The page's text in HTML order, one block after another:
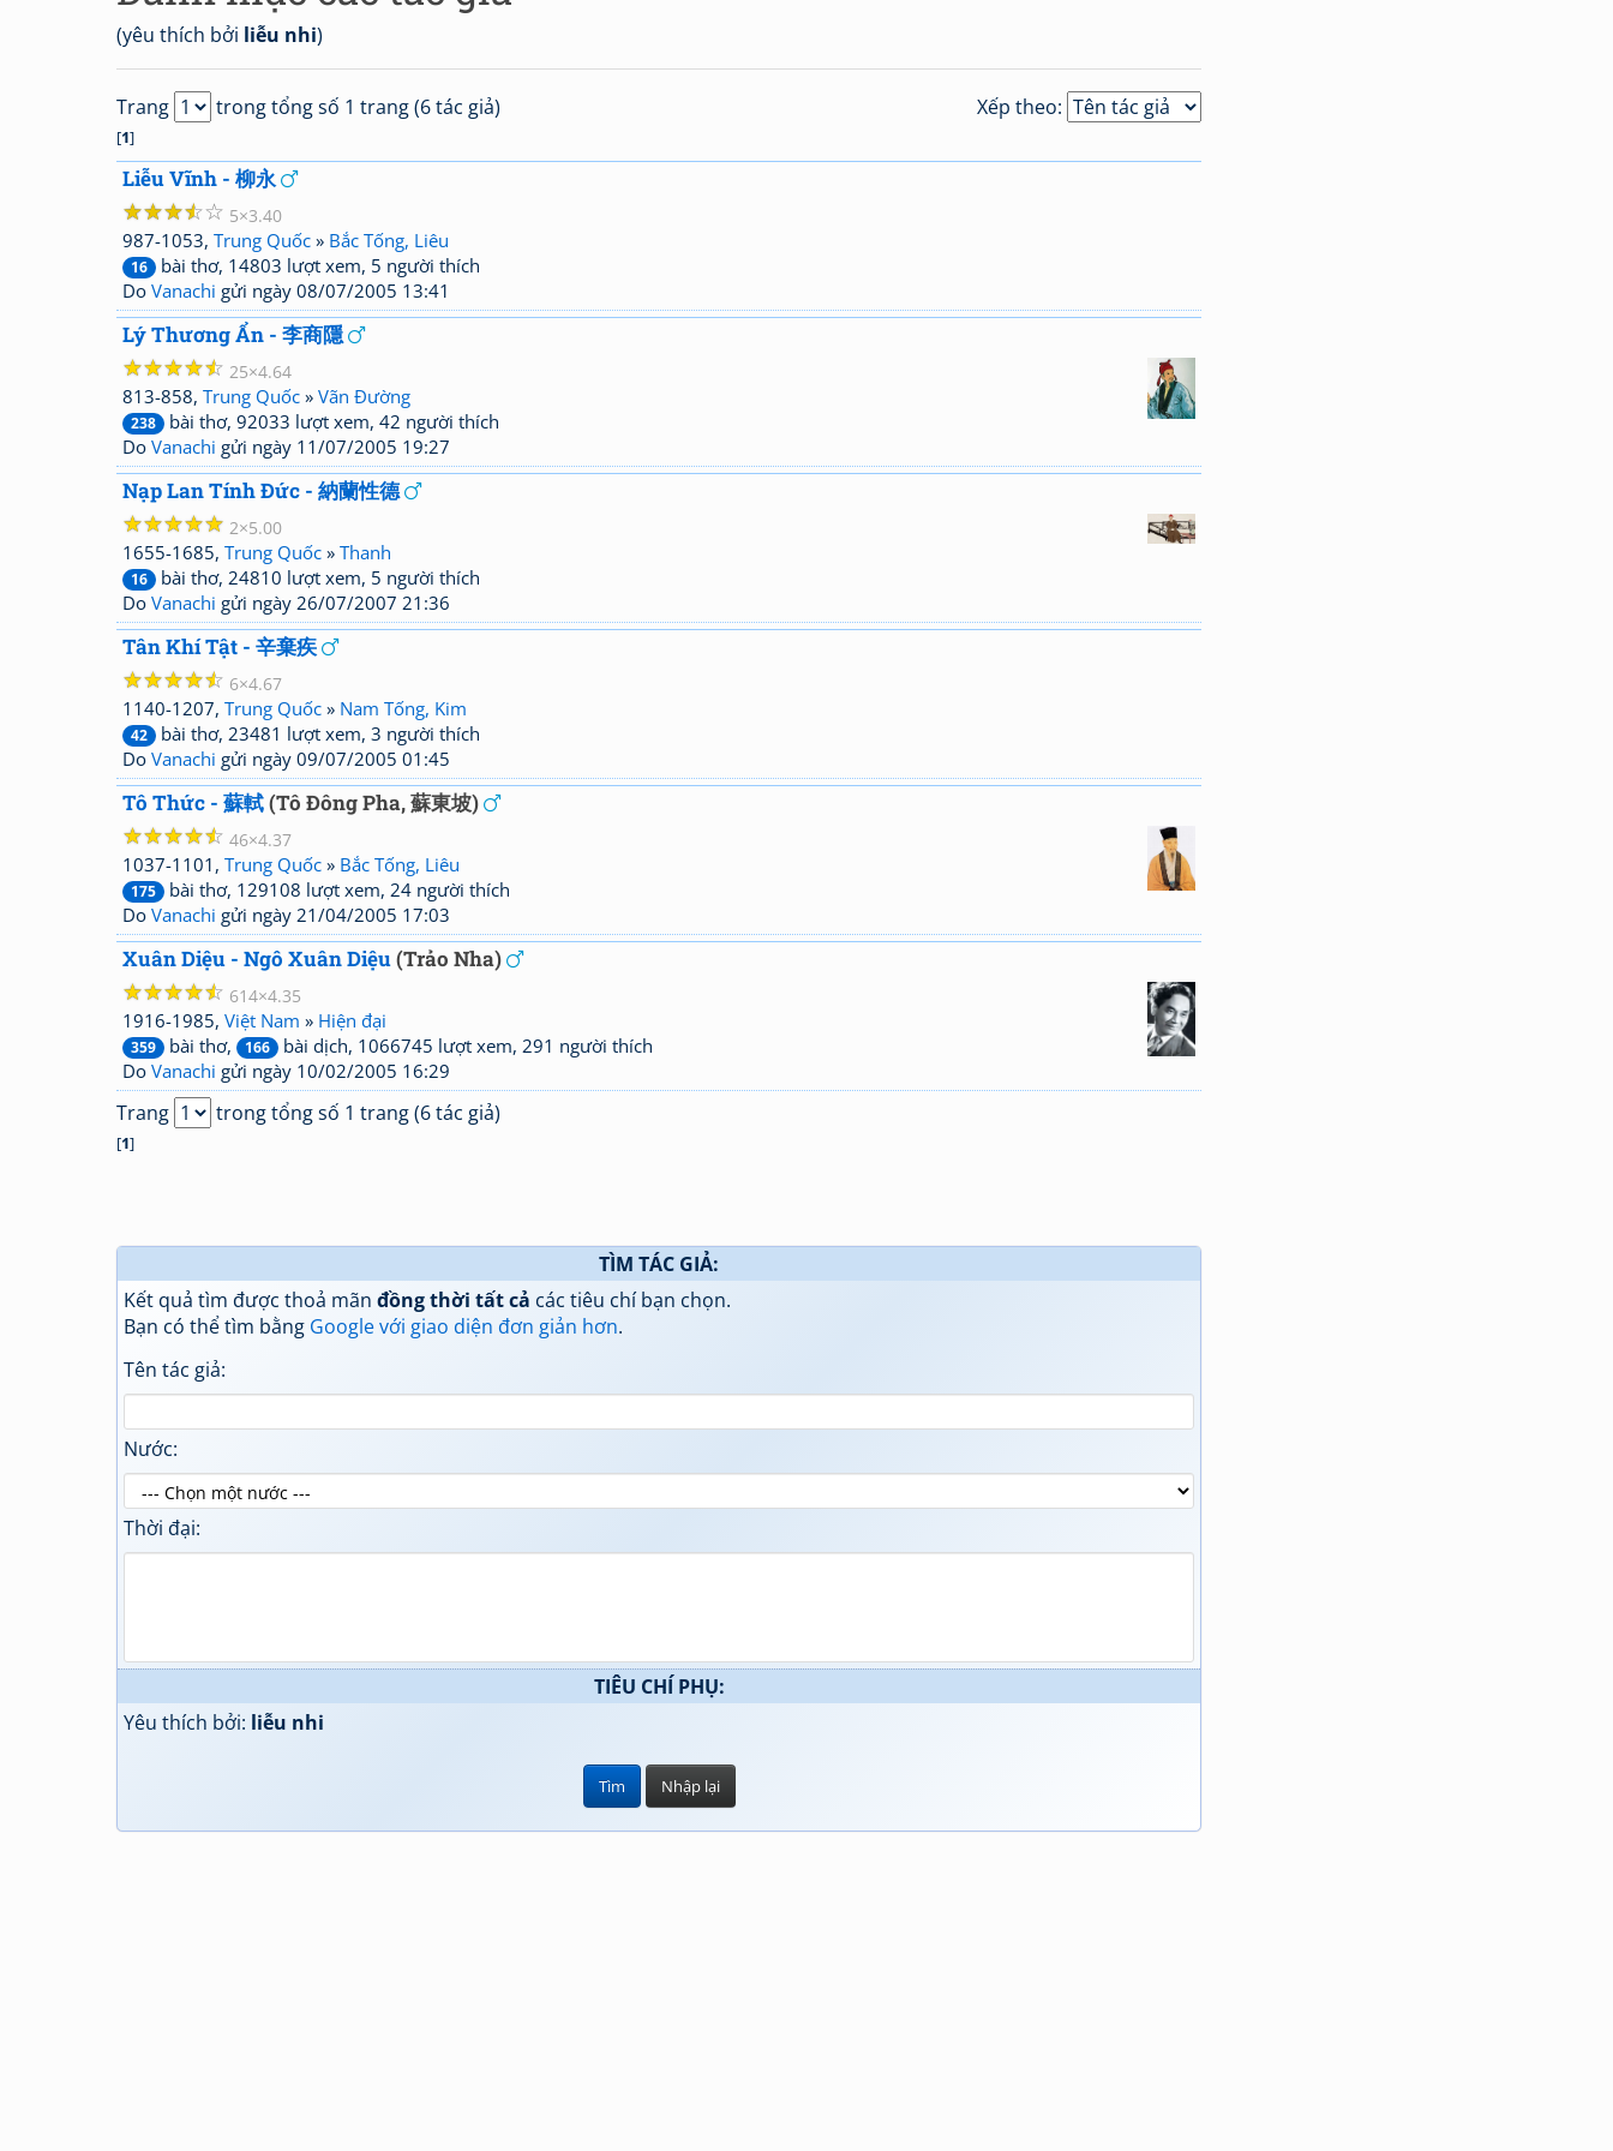
(yêu thích bởi liễu nhi)
Xếp theo:
Trang trong tổng số 1 trang (6 tác giả)
[1]
Liễu Vĩnh - 柳永
☆
☆
☆
☆
☆ 5 3.40
987-1053, Trung Quốc » Bắc Tống, Liêu
16
bài thơ, 14803 lượt xem, 5 người thích
Do Vanachi gửi ngày 08/07/2005 13:41
Lý Thương Ẩn - 李商隱
☆
☆
☆
☆
☆ 25 4.64
813-858, Trung Quốc » Vãn Đường
238
bài thơ, 92033 lượt xem, 42 người thích
Do Vanachi gửi ngày 11/07/2005 19:27
Nạp Lan Tính Đức - 納蘭性德
☆
☆
☆
☆
☆ 2 5.00
1655-1685, Trung Quốc » Thanh
16
bài thơ, 24810 lượt xem, 5 người thích
Do Vanachi gửi ngày 26/07/2007 21:36
Tân Khí Tật - 辛棄疾
☆
☆
☆
☆
☆ 6 4.67
1140-1207, Trung Quốc » Nam Tống, Kim
42
bài thơ, 23481 lượt xem, 3 người thích
Do Vanachi gửi ngày 09/07/2005 01:45
Tô Thức - 蘇軾(Tô Đông Pha, 蘇東坡)
☆
☆
☆
☆
☆ 46 4.37
1037-1101, Trung Quốc » Bắc Tống, Liêu
175
bài thơ, 129108 lượt xem, 24 người thích
Do Vanachi gửi ngày 21/04/2005 17:03
Xuân Diệu - Ngô Xuân Diệu(Trảo Nha)
☆
☆
☆
☆
☆ 614 4.35
1916-1985, Việt Nam » Hiện đại
359 bài thơ, 166
bài dịch, 1066745 lượt xem, 291 người thích
Do Vanachi gửi ngày 10/02/2005 16:29
Trang trong tổng số 1 trang (6 tác giả)
[1]
TÌM TÁC GIẢ:
Kết quả tìm được thoả mãn đồng thời tất cả các tiêu chí bạn chọn.
Bạn có thể tìm bằng Google với giao diện đơn giản hơn.
Tên tác giả:
Nước:
Thời đại:
TIÊU CHÍ PHỤ:
Yêu thích bởi: liễu nhi